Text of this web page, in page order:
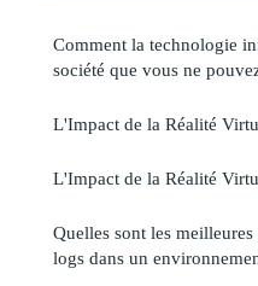
Comment la technologie
société que vous ne
L'Impact de la Réalité
L'Impact de la Réalité
Quelles sont les
logs dans un